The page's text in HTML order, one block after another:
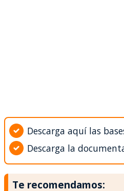
Descarga aquí las
Descarga la
Te recomendamos: